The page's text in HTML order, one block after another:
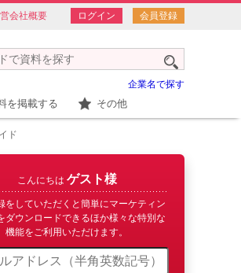
会社概要 ログイン 会員登録
企業名で探す
を掲載する その他
ド
こんにちは ゲスト様
をしていただくと簡単にマーケティン
ダウンロードできるほか様々な特別な
機能をご利用いただけます。